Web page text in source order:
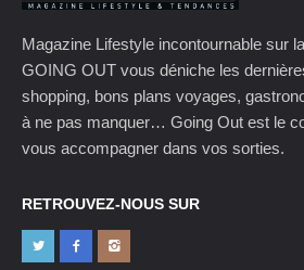
Magazine Lifestyle incontournable sur
GOING OUT vous déniche les
shopping, bons plans voyages,
à ne pas manquer… Going Out est le
vous accompagner dans vos sorties.
RETROUVEZ-NOUS SUR